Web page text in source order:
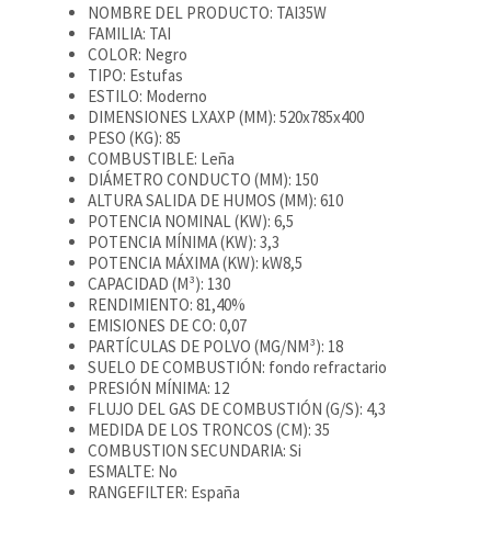
NOMBRE DEL PRODUCTO: TAI35W
FAMILIA: TAI
COLOR: Negro
TIPO: Estufas
ESTILO: Moderno
DIMENSIONES LXAXP (MM): 520x785x400
PESO (KG): 85
COMBUSTIBLE: Leña
DIÁMETRO CONDUCTO (MM): 150
ALTURA SALIDA DE HUMOS (MM): 610
POTENCIA NOMINAL (KW): 6,5
POTENCIA MÍNIMA (KW): 3,3
POTENCIA MÁXIMA (KW): kW8,5
CAPACIDAD (M³): 130
RENDIMIENTO: 81,40%
EMISIONES DE CO: 0,07
PARTÍCULAS DE POLVO (MG/NM³): 18
SUELO DE COMBUSTIÓN: fondo refractario
PRESIÓN MÍNIMA: 12
FLUJO DEL GAS DE COMBUSTIÓN (G/S): 4,3
MEDIDA DE LOS TRONCOS (CM): 35
COMBUSTION SECUNDARIA: Si
ESMALTE: No
RANGEFILTER: España